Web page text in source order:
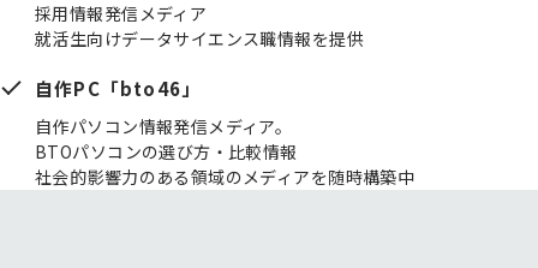
採用情報発信メディア
就活生向けデータサイエンス職情報を提供
自作PC「bto46」
自作パソコン情報発信メディア。
BTOパソコンの選び方・比較情報
社会的影響力のある領域のメディアを随時構築中